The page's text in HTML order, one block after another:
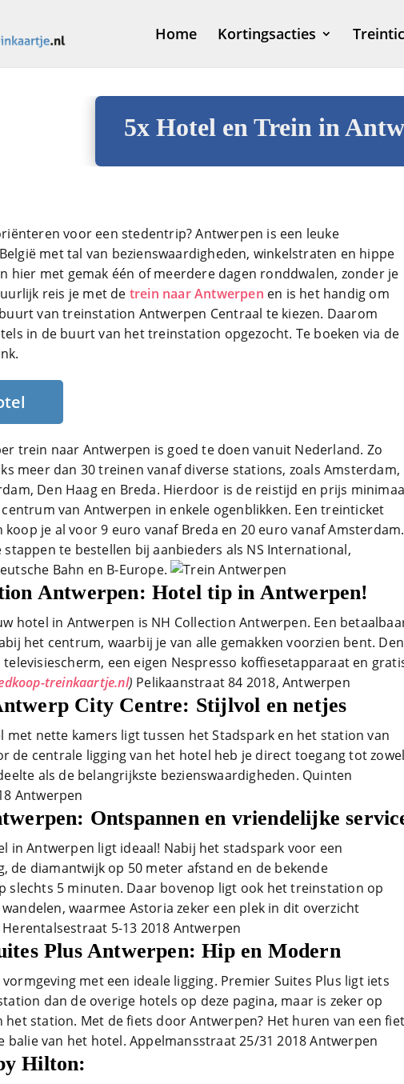
Home Kortingsacties
5x Hotel en Trein in
voor een stedentrip? Antwerpen is een leuke
met tal van bezienswaardigheden, winkelstraten en hippe
hier met gemak één of meerdere dagen ronddwalen, zonder je
reis je met de trein naar Antwerpen en is het handig om
van treinstation Antwerpen Centraal te kiezen. Daarom
in de buurt van het treinstation opgezocht. Te boeken via de
trein naar Antwerpen is goed te doen vanuit Nederland. Zo
meer dan 30 treinen vanaf diverse stations, zoals Amsterdam,
Den Haag en Breda. Hierdoor is de reistijd en prijs
van Antwerpen in enkele ogenblikken. Een treinticket
koop je al voor 9 euro vanaf Breda en 20 euro vanaf Amsterdam.
stappen te bestellen bij aanbieders als NS International,
Bahn en B-Europe.
Antwerpen: Hotel tip in Antwerpen!
hotel in Antwerpen is NH Collection Antwerpen. Een
het centrum, waarbij je van alle gemakken voorzien bent.
televisiescherm, een eigen Nespresso koffiesetapparaat en
treinkaartje.nl) Pelikaanstraat 84 2018, Antwerpen
City Centre: Stijlvol en netjes
met nette kamers ligt tussen het Stadspark en het station van
de centrale ligging van het hotel heb je direct toegang tot zowel
als de belangrijkste bezienswaardigheden. Quinten
Antwerpen
Ontspannen en vriendelijke
in Antwerpen ligt ideaal! Nabij het stadspark voor een
de diamantwijk op 50 meter afstand en de bekende
slechts 5 minuten. Daar bovenop ligt ook het treinstation op
waarmee Astoria zeker een plek in dit overzicht
5-13 2018 Antwerpen
Plus Antwerpen: Hip en Modern
met een ideale ligging. Premier Suites Plus ligt iets
dan de overige hotels op deze pagina, maar is zeker op
het station. Met de fiets door Antwerpen? Het huren van een
balie van het hotel. Appelmansstraat 25/31 2018 Antwerpen
Hilton: